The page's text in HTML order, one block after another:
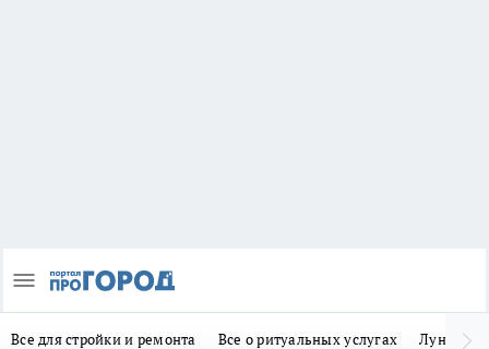
Все для стройки и ремонта Все о ритуальных услугах Лунно-